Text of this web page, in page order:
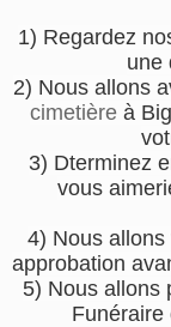
1) Regardez
une
2) Nous allons
cimetièreà
3) Dterminez
vous
4) Nous
approbation
5) Nous allons
Funéraire